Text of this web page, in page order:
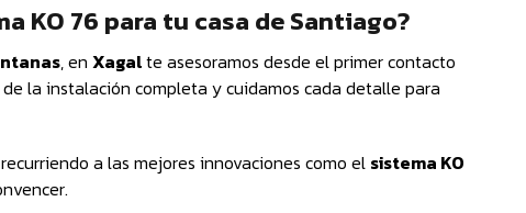
KO 76 para tu casa de Santiago?
, enXagalte asesoramos desde el primer contacto
la instalación completa y cuidamos cada detalle para
a las mejores innovaciones como el sistema KO